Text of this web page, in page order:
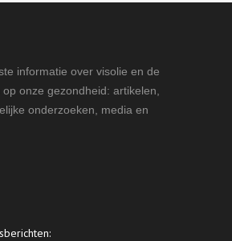
informatie over visolie en de
onze gezondheid: artikelen,
onderzoeken, media en